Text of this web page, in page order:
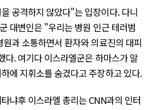
공격하지 않았다"는 입장이다. 다니
대변인은 "우리는 병원 인근 테러범
원과 소통하면서 환자와 의료진의 대피
다. 여기다 이스라엘군은 하마스가 알
에 지휘소를 숨겼다고 주장하고 있다.
냐후 이스라엘 총리는 CNN과의 인터